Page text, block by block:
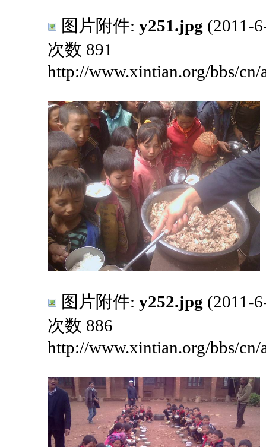
图片附件: y251.jpg (2011-
次数 891
http://www.xintian.org/bbs/cn/
图片附件: y252.jpg (2011-
次数 886
http://www.xintian.org/bbs/cn/